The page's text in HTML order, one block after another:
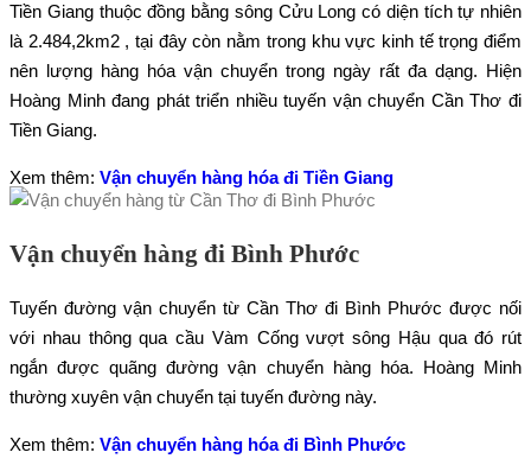
Tiền Giang thuộc đồng bằng sông Cửu Long có diện tích tự nhiên
là 2.484,2km2 , tại đây còn nằm trong khu vực kinh tế trọng điểm
nên lượng hàng hóa vận chuyển trong ngày rất đa dạng. Hiện
Hoàng Minh đang phát triển nhiều tuyến vận chuyển Cần Thơ đi
Tiền Giang.
Xem thêm: Vận chuyển hàng hóa đi Tiền Giang
Vận chuyển hàng đi Bình Phước
Tuyến đường vận chuyển từ Cần Thơ đi Bình Phước được nối
với nhau thông qua cầu Vàm Cống vượt sông Hậu qua đó rút
ngắn được quãng đường vận chuyển hàng hóa. Hoàng Minh
thường xuyên vận chuyển tại tuyến đường này.
Xem thêm: Vận chuyển hàng hóa đi Bình Phước